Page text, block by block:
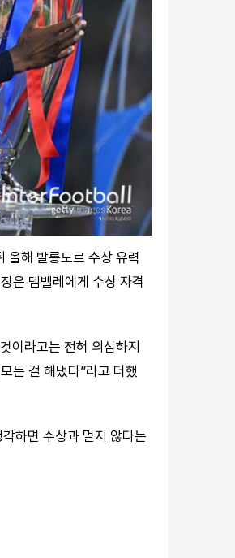
올해 발롱도르 수상 유력
은 뎀벨레에게 수상 자격
이라고는 전혀 의심하지
든 걸 해냈다”라고 더했
하면 수상과 멀지 않다는